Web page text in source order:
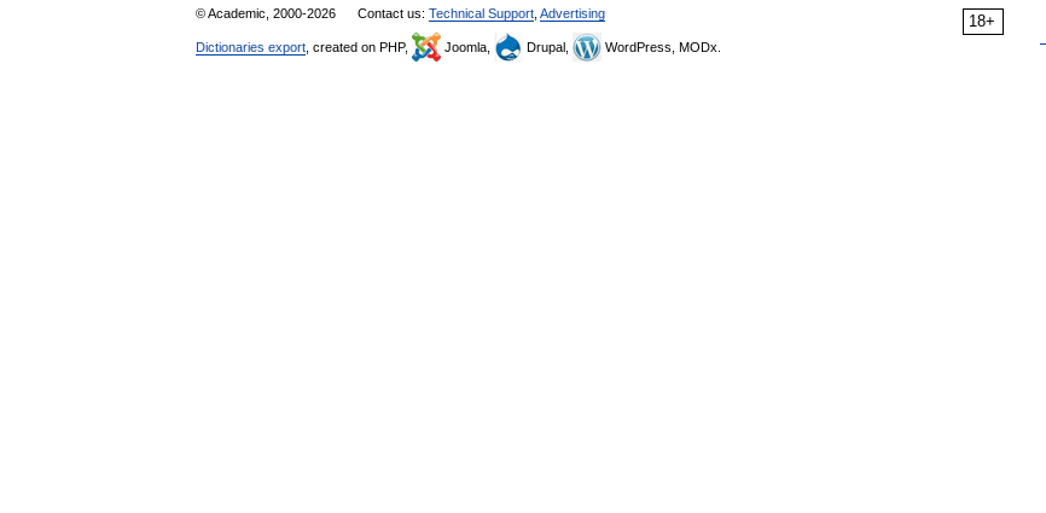
18+
© Academic, 2000-2026 Contact us: Technical Support Advertising
Dictionaries export , created on PHP, Joomla, Drupal, WordPress, MODx.